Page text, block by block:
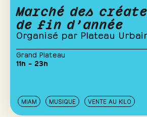
Marché des
de fin d’année
Organisé par Plateau
Grand Plateau
11h – 23h
MIAM MUSIQUE VENTE AU KILO